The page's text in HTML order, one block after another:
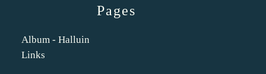
Pages
Album - Halluin
Links